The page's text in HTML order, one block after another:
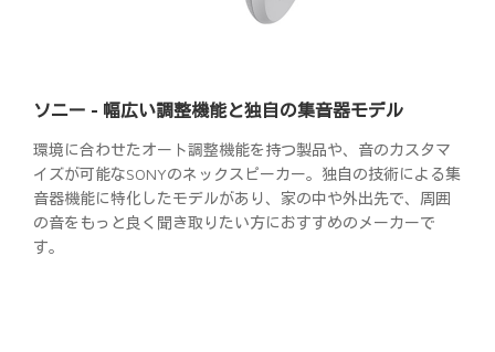
ソニー - 幅広い調整機能と独自の集音器モデル
環境に合わせたオート調整機能を持つ製品や、音のカスタマ
イズが可能なSONYのネックスピーカー。独自の技術による集
音器機能に特化したモデルがあり、家の中や外出先で、周囲
の音をもっと良く聞き取りたい方におすすめのメーカーで
す。